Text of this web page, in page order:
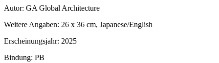
Autor: GA Global Architecture
Weitere Angaben: 26 x 36 cm, Japanese/English
Erscheinungsjahr: 2025
Bindung: PB